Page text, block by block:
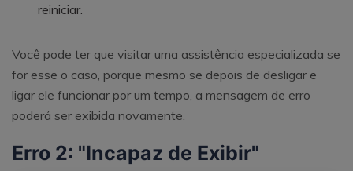
reiniciar.
Você pode ter que visitar uma assistência especializada se
for esse o caso, porque mesmo se depois de desligar e
ligar ele funcionar por um tempo, a mensagem de erro
poderá ser exibida novamente.
Erro 2: "Incapaz de Exibir"